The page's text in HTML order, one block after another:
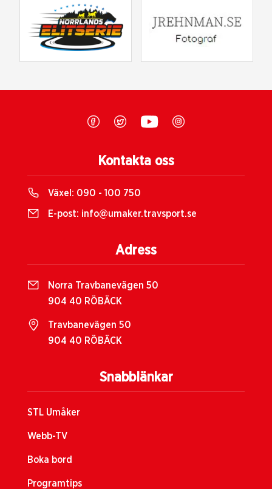
Snabblänkar
STL Umåker
Webb-TV
Boka bord
Programtips
Kontakta oss
Växel: 090 - 100 750
E-post: info@umaker.travsport.se
Adress
Norra Travbanevägen 50
904 40 RÖBÄCK
Travbanevägen 50
904 40 RÖBÄCK